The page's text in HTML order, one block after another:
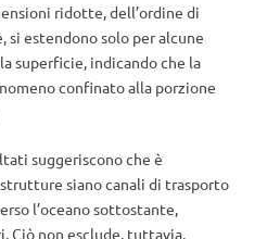
ridotte, dell’ordine di
estendono solo per alcune
superficie, indicando che la
confinato alla porzione
suggeriscono che è
siano canali di trasporto
l’oceano sottostante,
Ciò non esclude, tuttavia,